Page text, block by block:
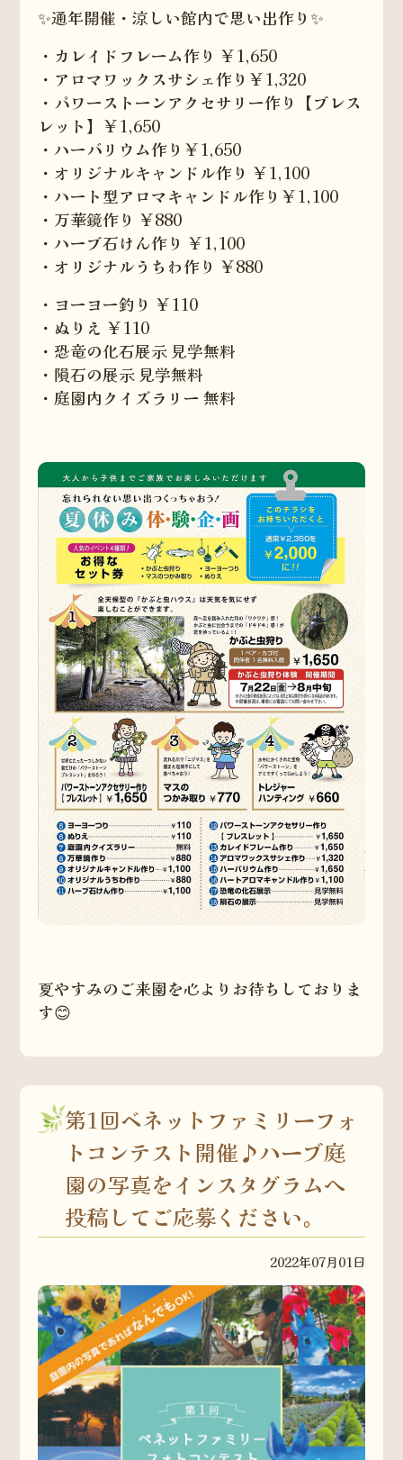
✨通年開催・涼しい館内で思い出作り✨
・カレイドフレーム作り ￥1,650
・アロマワックスサシェ作り￥1,320
・パワーストーンアクセサリー作り【ブレス
レット】￥1,650
・ハーバリウム作り￥1,650
・オリジナルキャンドル作り ￥1,100
・ハート型アロマキャンドル作り￥1,100
・万華鏡作り ￥880
・ハーブ石けん作り ￥1,100
・オリジナルうちわ作り ￥880
・ヨーヨー釣り ￥110
・ぬりえ ￥110
・恐竜の化石展示 見学無料
・隕石の展示 見学無料
・庭園内クイズラリー 無料
夏やすみのご来園を心よりお待ちしておりま
す😊
第1回ベネットファミリーフォ
トコンテスト開催♪ハーブ庭
園の写真をインスタグラムへ
投稿してご応募ください。
2022年07月01日